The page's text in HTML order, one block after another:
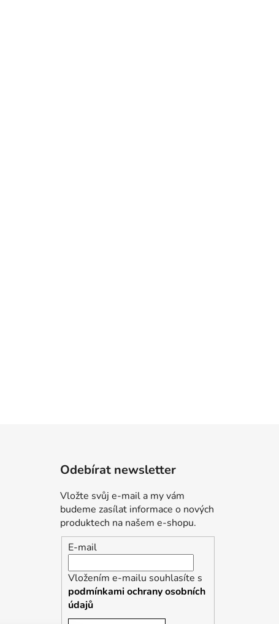
Odebírat newsletter
Vložte svůj e-mail a my vám
budeme zasílat informace o nových
produktech na našem e-shopu.
E-mail
Vložením e-mailu souhlasíte s
podmínkami ochrany osobních
údajů